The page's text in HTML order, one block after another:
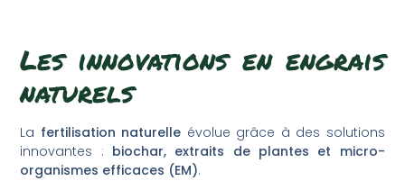
Les innovations en engrais
naturels
La fertilisation naturelle évolue grâce à des solutions
innovantes : biochar, extraits de plantes et micro-
organismes efficaces (EM).